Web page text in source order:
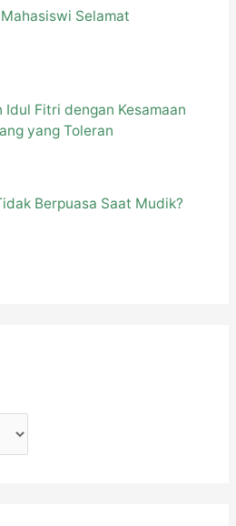
Selamat
Idul Fitri dengan Kesamaan
yang Toleran
Berpuasa Saat Mudik?